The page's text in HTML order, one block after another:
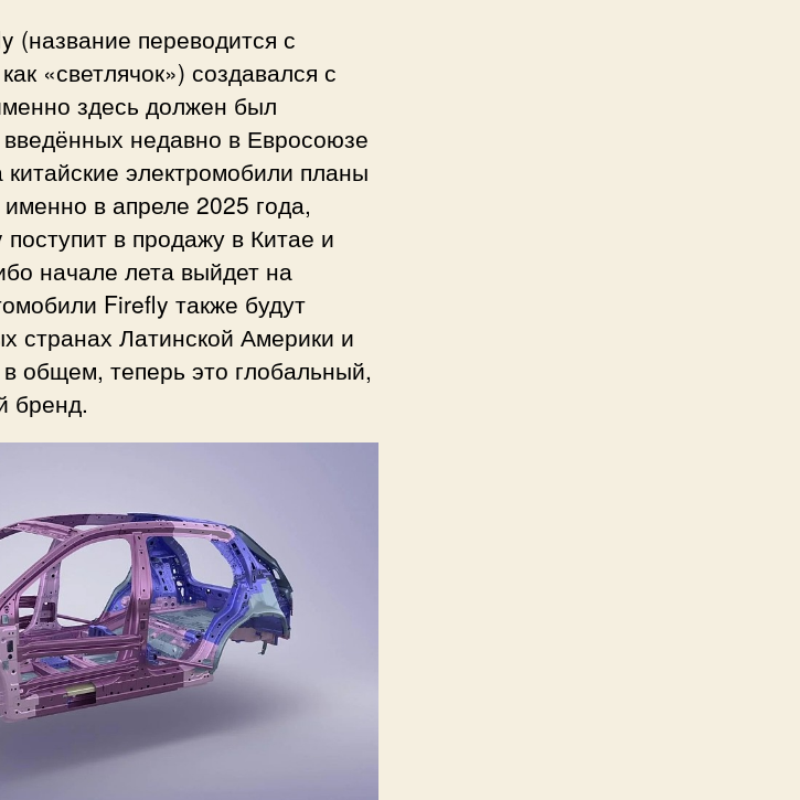
(название переводится с
«светлячок») создавался с
здесь должен был
недавно в Евросоюзе
электромобили планы
в апреле 2025 года,
в продажу в Китае и
начале лета выйдет на
Firefly также будут
странах Латинской Америки и
общем, теперь это глобальный,
бренд.